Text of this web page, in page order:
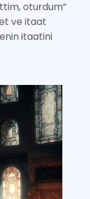
oturdum”
ve itaat
itaatini